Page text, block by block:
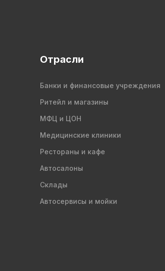
Отрасли
Банки и финансовые учреждения
Ритейл и магазины
МФЦ и ЦОН
Медицинские клиники
Рестораны и кафе
Автосалоны
Склады
Автосервисы и мойки